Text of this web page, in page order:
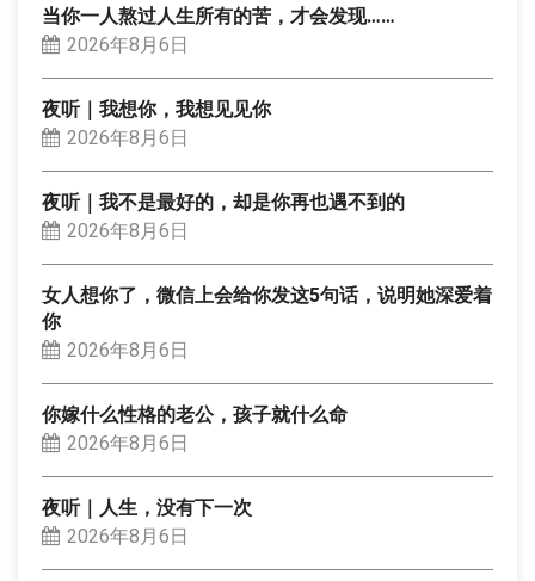
当你一人熬过人生所有的苦，才会发现……
2026年8月6日
夜听｜我想你，我想见见你
2026年8月6日
夜听｜我不是最好的，却是你再也遇不到的
2026年8月6日
女人想你了，微信上会给你发这5句话，说明她深爱着
你
2026年8月6日
你嫁什么性格的老公，孩子就什么命
2026年8月6日
夜听｜人生，没有下一次
2026年8月6日